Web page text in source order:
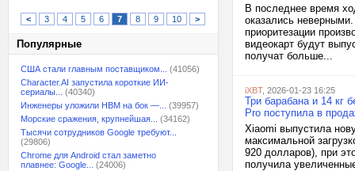
< 3 4 5 6 7 8 9 10 >
Популярные
США стали главным поставщиком...
(41056)
Character.AI запустила короткие ИИ-
сериалы...
(40340)
Инженеры уложили HBM на бок —...
(39957)
Морские сражения, крупнейшая...
(34162)
Тысячи сотрудников Google требуют...
(29806)
Chrome для Android стал заметно
плавнее: Google...
(24006)
В последнее время
оказались
приоритезации
видеокарт будут
получат больше...
iXBT, 2026-01-23 16:25
Три барабана и 14 кг
Pro поступила в
Xiaomi выпустила
максимальной
920 долларов), при
получила